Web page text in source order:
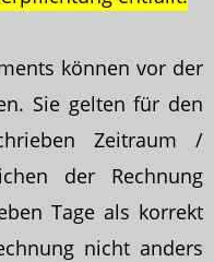
können vor der
Sie gelten für den
Zeitraum /
der Rechnung
Tage als korrekt
nicht anders